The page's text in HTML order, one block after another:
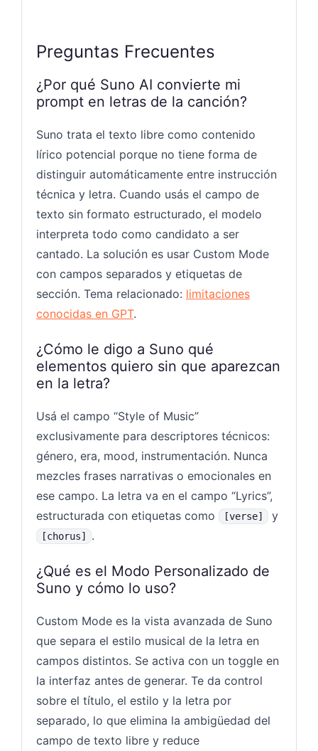
Preguntas Frecuentes
¿Por qué Suno AI convierte mi
prompt en letras de la canción?
Suno trata el texto libre como contenido
lírico potencial porque no tiene forma de
distinguir automáticamente entre instrucción
técnica y letra. Cuando usás el campo de
texto sin formato estructurado, el modelo
interpreta todo como candidato a ser
cantado. La solución es usar Custom Mode
con campos separados y etiquetas de
sección. Tema relacionado: limitaciones
conocidas en GPT.
¿Cómo le digo a Suno qué
elementos quiero sin que aparezcan
en la letra?
Usá el campo “Style of Music”
exclusivamente para descriptores técnicos:
género, era, mood, instrumentación. Nunca
mezcles frases narrativas o emocionales en
ese campo. La letra va en el campo “Lyrics”,
estructurada con etiquetas como
[verse] y
[chorus] .
¿Qué es el Modo Personalizado de
Suno y cómo lo uso?
Custom Mode es la vista avanzada de Suno
que separa el estilo musical de la letra en
campos distintos. Se activa con un toggle en
la interfaz antes de generar. Te da control
sobre el título, el estilo y la letra por
separado, lo que elimina la ambigüedad del
campo de texto libre y reduce